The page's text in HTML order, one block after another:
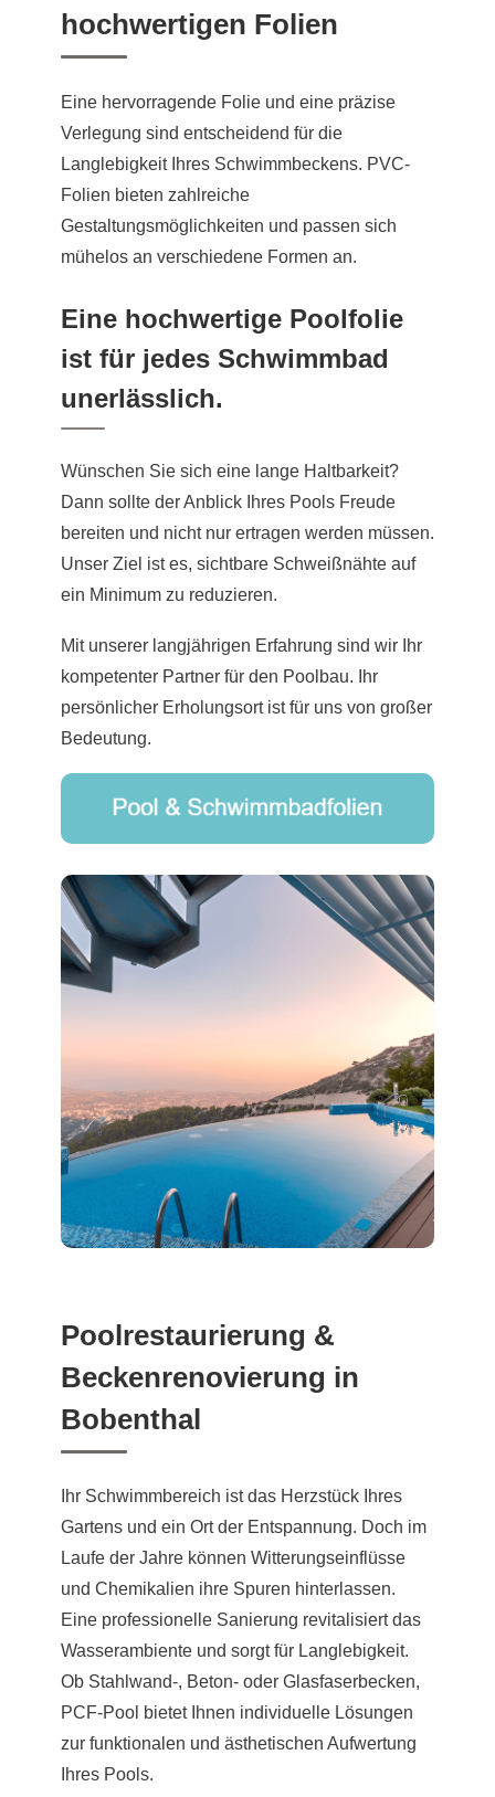
hochwertigen Folien
Eine hervorragende Folie und eine präzise
Verlegung sind entscheidend für die
Langlebigkeit Ihres Schwimmbeckens. PVC-
Folien bieten zahlreiche
Gestaltungsmöglichkeiten und passen sich
mühelos an verschiedene Formen an.
Eine hochwertige Poolfolie
ist für jedes Schwimmbad
unerlässlich.
Wünschen Sie sich eine lange Haltbarkeit?
Dann sollte der Anblick Ihres Pools Freude
bereiten und nicht nur ertragen werden müssen.
Unser Ziel ist es, sichtbare Schweißnähte auf
ein Minimum zu reduzieren.
Mit unserer langjährigen Erfahrung sind wir Ihr
kompetenter Partner für den Poolbau. Ihr
persönlicher Erholungsort ist für uns von großer
Bedeutung.
Poolrestaurierung &
Beckenrenovierung in
Bobenthal
Ihr Schwimmbereich ist das Herzstück Ihres
Gartens und ein Ort der Entspannung. Doch im
Laufe der Jahre können Witterungseinflüsse
und Chemikalien ihre Spuren hinterlassen.
Eine professionelle Sanierung revitalisiert das
Wasserambiente und sorgt für Langlebigkeit.
Ob Stahlwand-, Beton- oder Glasfaserbecken,
PCF-Pool bietet Ihnen individuelle Lösungen
zur funktionalen und ästhetischen Aufwertung
Ihres Pools.